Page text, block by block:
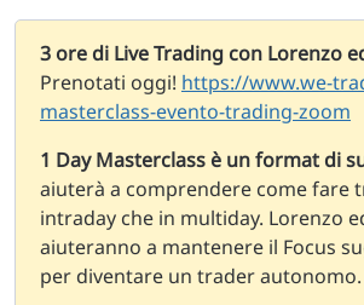
3 ore di Live Trading con Lorenzo
Prenotati oggi! https://www.we-
masterclass-evento-trading-zoom
1 Day Masterclass è un format di
aiuterà a comprendere come fare
intraday che in multiday. Lorenzo
aiuteranno a mantenere il Focus
per diventare un trader autonomo.